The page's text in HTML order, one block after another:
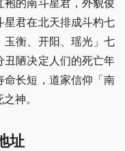
的南斗星君，外貌俊
星君在北天排成斗杓七
玉衡、开阳、瑶光」七
丑陋决定人们的死亡年
命长短，道家信仰「南
神。
址